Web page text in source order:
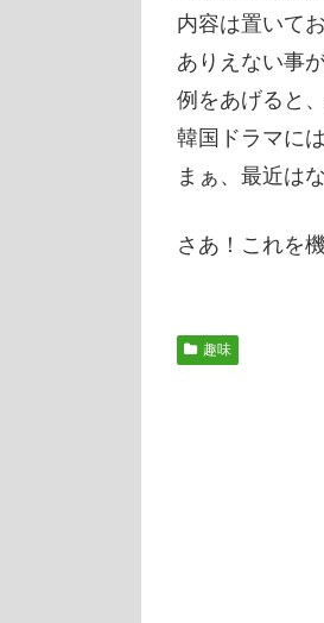
内容は置いて
ありえない事
例をあげると
韓国ドラマに
まぁ、最近は
さあ！これを
趣味